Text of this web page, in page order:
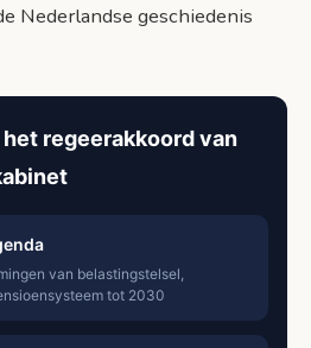
Nederlandse geschiedenis
regeerakkoord van
van belastingstelsel,
tot 2030